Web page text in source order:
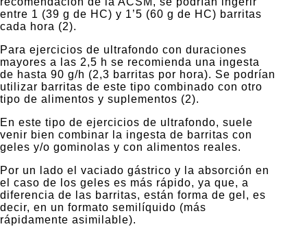
entre 1 (39 g de HC) y 1’5 (60 g de HC) barritas
cada hora (2).
Para ejercicios de ultrafondo con duraciones
mayores a las 2,5 h se recomienda una ingesta
de hasta 90 g/h (2,3 barritas por hora). Se podrían
utilizar barritas de este tipo combinado con otro
tipo de alimentos y suplementos (2).
En este tipo de ejercicios de ultrafondo, suele
venir bien combinar la ingesta de barritas con
geles y/o gominolas y con alimentos reales.
Por un lado el vaciado gástrico y la absorción en
el caso de los geles es más rápido, ya que, a
diferencia de las barritas, están forma de gel, es
decir, en un formato semilíquido (más
rápidamente asimilable).